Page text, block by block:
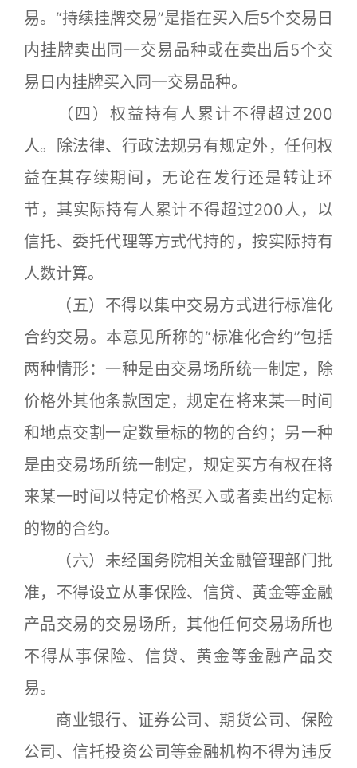
易。“持续挂牌交易”是指在买入后5个交易日
内挂牌卖出同一交易品种或在卖出后5个交
易日内挂牌买入同一交易品种。
（四）权益持有人累计不得超过200
人。除法律、行政法规另有规定外，任何权
益在其存续期间，无论在发行还是转让环
节，其实际持有人累计不得超过200人，以
信托、委托代理等方式代持的，按实际持有
人数计算。
（五）不得以集中交易方式进行标准化
合约交易。本意见所称的“标准化合约”包括
两种情形：一种是由交易场所统一制定，除
价格外其他条款固定，规定在将来某一时间
和地点交割一定数量标的物的合约；另一种
是由交易场所统一制定，规定买方有权在将
来某一时间以特定价格买入或者卖出约定标
的物的合约。
（六）未经国务院相关金融管理部门批
准，不得设立从事保险、信贷、黄金等金融
产品交易的交易场所，其他任何交易场所也
不得从事保险、信贷、黄金等金融产品交
易。
商业银行、证券公司、期货公司、保险
公司、信托投资公司等金融机构不得为违反